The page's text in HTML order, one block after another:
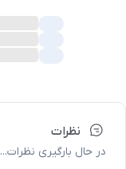
نظرات
در حال بارگیری نظرات...